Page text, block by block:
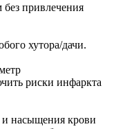
привлечения
хутора/дачи.
риски инфаркта
и насыщения крови